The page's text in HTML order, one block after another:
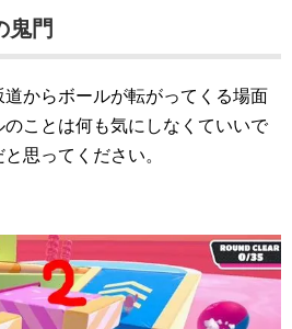
鬼門
からボールが転がってくる場面
ことは何も気にしなくていいで
思ってください。